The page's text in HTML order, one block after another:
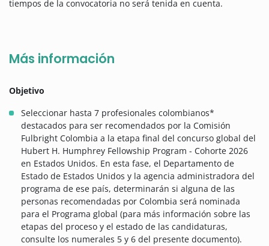
tiempos de la convocatoria no será tenida en cuenta.
Más información
Objetivo
Seleccionar hasta 7 profesionales colombianos*
destacados para ser recomendados por la Comisión
Fulbright Colombia a la etapa final del concurso global del
Hubert H. Humphrey Fellowship Program - Cohorte 2026
en Estados Unidos. En esta fase, el Departamento de
Estado de Estados Unidos y la agencia administradora del
programa de ese país, determinarán si alguna de las
personas recomendadas por Colombia será nominada
para el Programa global (para más información sobre las
etapas del proceso y el estado de las candidaturas,
consulte los numerales 5 y 6 del presente documento).